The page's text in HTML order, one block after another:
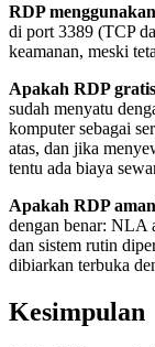
RDP
di port 3389 (TCP
keamanan, meski
Apakah RDP
sudah menyatu
komputer sebagai
atas, dan jika
tentu ada biaya
Apakah RDP
dengan benar: NLA
dan sistem rutin
dibiarkan terbuka
Kesimpulan